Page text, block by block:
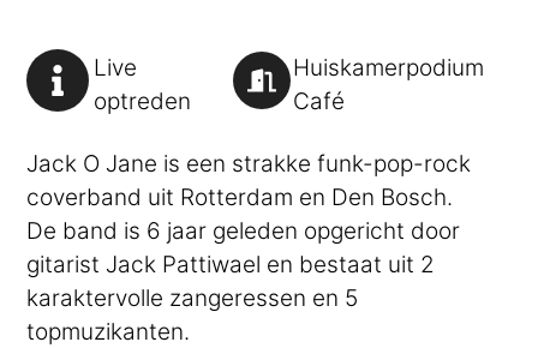
Live
optreden
Huiskamerpodium
Café
Jack O Jane is een strakke funk-pop-rock
coverband uit Rotterdam en Den Bosch.
De band is 6 jaar geleden opgericht door
gitarist Jack Pattiwael en bestaat uit 2
karaktervolle zangeressen en 5
topmuzikanten.